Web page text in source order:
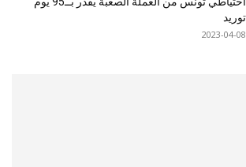
توريد
2023-04-08